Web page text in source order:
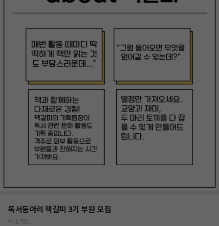
독서동아리 책갈피 3기 부원 모집
1,781